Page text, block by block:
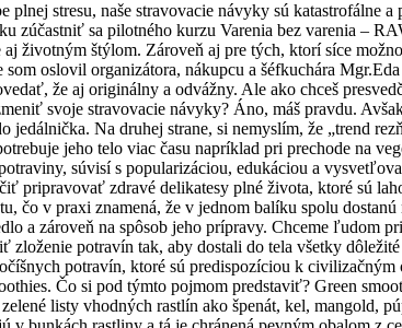
plnej stresu, naše stravovacie návyky sú
zúčastniť sa pilotného kurzu Varenia bez varenia –
životným štýlom. Zároveň aj pre tých, ktorí síce
som oslovil organizátora, nákupcu a šéfkuchára
že aj originálny a odvážny. Ale ako chceš
svoje stravovacie návyky? Áno, máš pravdu.
jedálnička. Na druhej strane, si nemyslím, že „trend
jeho telo viac času napríklad pri prechode na
súvisí s popularizáciou, edukáciou a
pripravovať zdravé delikatesy plné života, ktoré sú
čo v praxi znamená, že v jednom balíku spolu
a zároveň na spôsob jeho prípravy. Chceme ľudom
zloženie potravín tak, aby dostali do tela všetky
potravín, ktoré sú predispozíciou k
Čo si pod týmto pojmom predstaviť? Green
listy vhodných rastlín ako špenát, kel, mangold,